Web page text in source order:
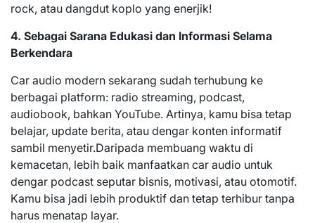
rock, atau dangdut koplo yang enerjik!
4. Sebagai Sarana Edukasi dan Informasi Selama
Berkendara
Car audio modern sekarang sudah terhubung ke
berbagai platform: radio streaming, podcast,
audiobook, bahkan YouTube. Artinya, kamu bisa tetap
belajar, update berita, atau dengar konten informatif
sambil menyetir.Daripada membuang waktu di
kemacetan, lebih baik manfaatkan car audio untuk
dengar podcast seputar bisnis, motivasi, atau otomotif.
Kamu bisa jadi lebih produktif dan tetap terhibur tanpa
harus menatap layar.